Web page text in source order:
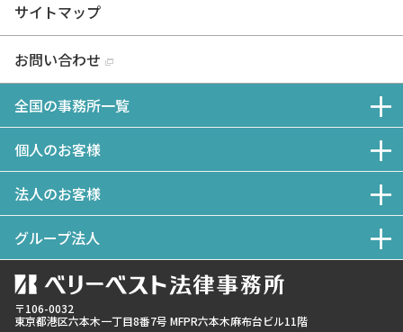
サイトマップ
お問い合わせ
全国の事務所一覧
個人のお客様
法人のお客様
グループ法人
〒106-0032
東京都港区六本木一丁目8番7号 MFPR六本木麻布台ビル11階